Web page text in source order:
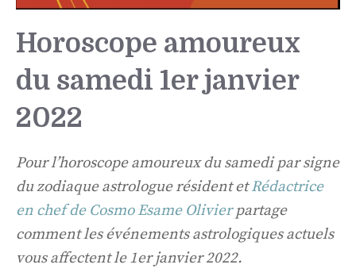
Horoscope amoureux
du samedi 1er janvier
2022
Pour l’horoscope amoureux du samedi par signe
du zodiaque astrologue résident etRédactrice
en chef de Cosmo Esame Olivierpartage
comment les événements astrologiques actuels
vous affectent le 1er janvier 2022.